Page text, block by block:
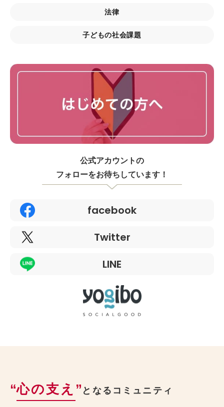
法律
子どもの社会課題
公式アカウントの
フォローをお待ちしています！
facebook
Twitter
LINE
“心の支え ” となるコミュニティ